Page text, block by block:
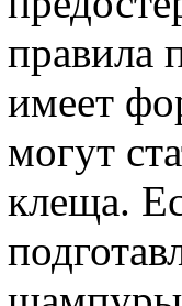
правила
имеет
могут
клеща.